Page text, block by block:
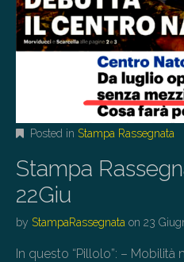
Posted in Stampa Rassegnata
Stampa
22Giu
by StampaRassegnata on 23
In questo “Pillolo”: – Mobilità